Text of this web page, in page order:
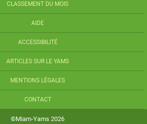
CLASSEMENT DU MOIS
AIDE
ACCESSIBILITÉ
ARTICLES SUR LE YAMS
MENTIONS LÉGALES
CONTACT
©Miam-Yams 2026